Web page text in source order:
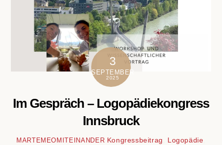
3
SEPTEMBER
2025
Im Gespräch – Logopädiekongress
Innsbruck
MARTEMEOMITEINANDER Kongressbeitrag Logopädie